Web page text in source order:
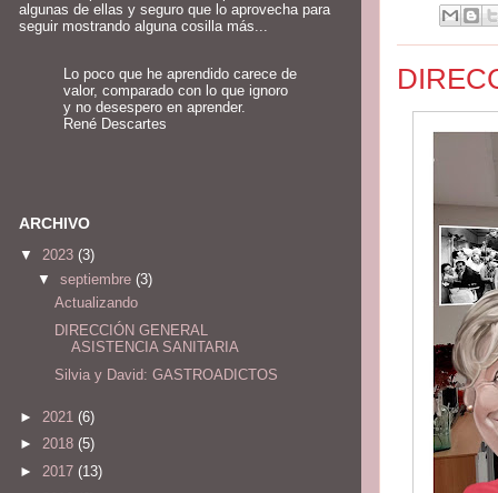
algunas de ellas y seguro que lo aprovecha para
seguir mostrando alguna cosilla más...
Lo poco que he aprendido carece de
valor, comparado con lo que ignoro
y no desespero en aprender.
René Descartes
ARCHIVO
▼ 2023 (3)
▼ septiembre (3)
Actualizando
DIRECCIÓN GENERAL
ASISTENCIA SANITARIA
Silvia y David: GASTROADICTOS
► 2021 (6)
► 2018 (5)
► 2017 (13)